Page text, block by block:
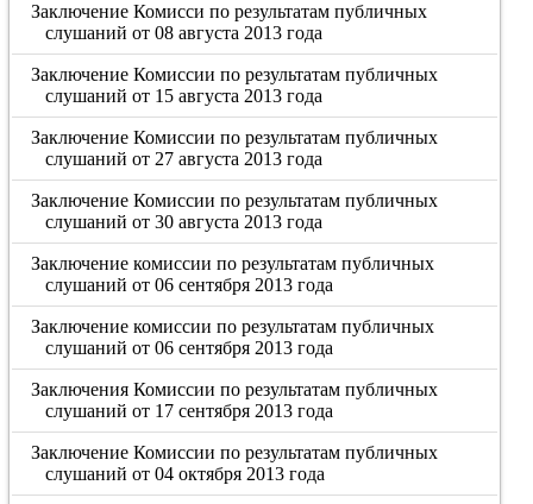
Заключение Комисси по результатам публичных
слушаний от 08 августа 2013 года
Заключение Комиссии по результатам публичных
слушаний от 15 августа 2013 года
Заключение Комиссии по результатам публичных
слушаний от 27 августа 2013 года
Заключение Комиссии по результатам публичных
слушаний от 30 августа 2013 года
Заключение комиссии по результатам публичных
слушаний от 06 сентября 2013 года
Заключение комиссии по результатам публичных
слушаний от 06 сентября 2013 года
Заключения Комиссии по результатам публичных
слушаний от 17 сентября 2013 года
Заключение Комиссии по результатам публичных
слушаний от 04 октября 2013 года